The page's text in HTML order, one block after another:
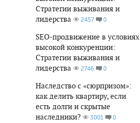
Стратегии выживания и
лидерства
2457 0
SEO-продвижение в условиях
высокой конкуренции:
Стратегии выживания и
лидерства
2746 0
Наследство с «сюрпризом»:
как делить квартиру, если
есть долги и скрытые
наследники?
3001 0